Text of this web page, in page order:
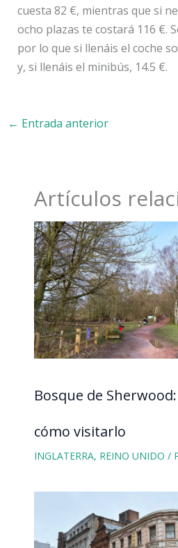
cuesta 82 €, mientras que si
ocho plazas te costará 116 €.
por lo que si llenáis el coche
y, si llenáis el minibús, 14.5 €.
← Entrada anterior
Artículos
Bosque de
cómo visitarlo
INGLATERRA, REINO UNIDO /